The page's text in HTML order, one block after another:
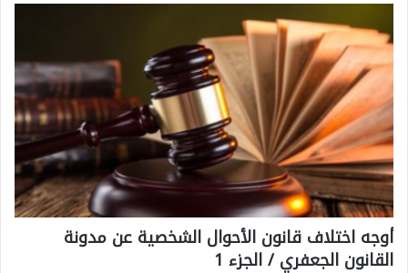
أوجه اختلاف قانون الأحوال الشخصية عن مدونة
القانون الجعفري / الجزء 1